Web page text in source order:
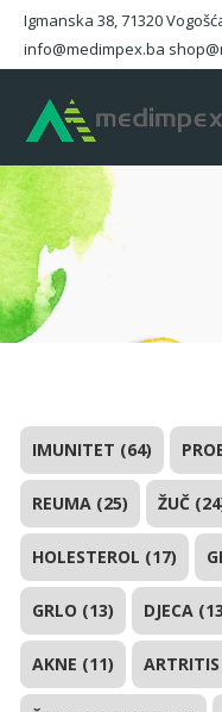
Igmanska 38, 71320
info@medimpex.ba
IMUNITET (64)
REUMA (25) ŽUČ
HOLESTEROL (17)
GRLO (13) DJECA
AKNE (11)